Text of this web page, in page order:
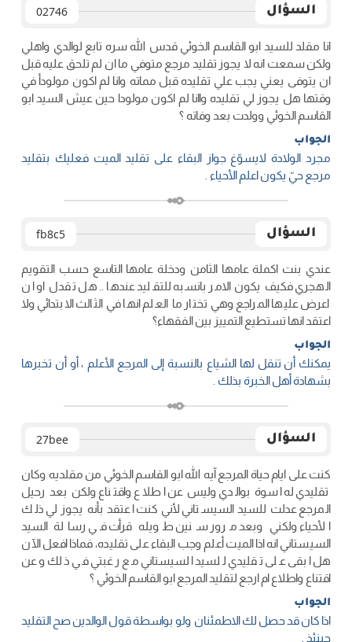
السؤال 02746
انا مقلد للسيد ابو القاسم الخوئي قدس الله سره تابع لوالدي واهلي
ولكن سمعت انه لا يجوز تقليد مرجع متوفي ما ان لم تلحق عليه قبل
ان يتوفى يعني يجب علي تقليده قبل مماته وانا لم اكون مولودأ في
وقتها هل يجوز لي تقليده واانا لم اكون مولودا حين عيش السيد ابو
القاسم الخوئي وولدت بعد وفاته ؟
الجواب
مجرد الولادة لايسوّغ جواز البقاء على تقليد الميت فعليك بتقليد
مرجع حيّ يكون اعلم الأحياء .
السؤال fb8c5
عندي بنت اكملة عامها الثامن ودخلة عامها التاسع حسب التقويم
الهجري فكيف يكون الامر بانسبه للتقليد عندها .. هل تقدل او ان
اعرض عليها المراجع وهي تختار ما العلم انها في الثالث الابتدائي ولا
اعتقد انها تستطيع التمييز بين الفقهاء؟
الجواب
يمكنك أن تنقل لها الشياع بالنسبة إلى المرجع الأعلم ، أو أن تخبرها
بشهادة أهل الخبرة بذلك .
السؤال 27bee
كنت على ايام حياة المرجع آيه الله ابو القاسم الخوئي من مقلديه وكان
تقليدي له اسوة بوالدي وليس عن اطلاع واقتناع ولكن بعد رحيل
المرجع عدلت للسيد السيستاني لأني كنت اعتقد بأنه يجوز لي ذلك
الأحياء ولكني وبعد مرور سنين طويله قرأت في رسالة السيد
السيستاني انه اذا الميت أعلم وجب البقاء على تقليده، فماذا افعل الآن
هل ابقى على تقليدي للسيد السيستاني مع رغبتي في ذلك وعن
اقتناع واطلاع ام ارجع لتقليد المرجع ابو القاسم الخوئي ؟
الجواب
اذا كان قد حصل لك الاطمئنان ولو بواسطة قول الوالدين صح التقليد
حينئذ .